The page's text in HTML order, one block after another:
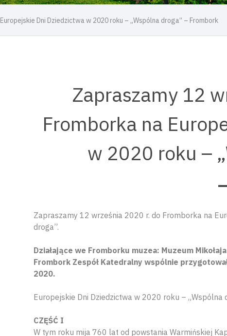
Europejskie Dni Dziedzictwa w 2020 roku – „Wspólna droga” – Frombork
Zapraszamy 12
Fromborka na
w 2020 roku –
Zapraszamy 12 września 2020 r. do Fromborka na
droga”.
Działające we Fromborku muzea: Muzeum
Frombork Zespół Katedralny wspólnie
2020.
Europejskie Dni Dziedzictwa w 2020 roku – „Wspólna
CZĘŚĆ I
W tym roku mija 760 lat od powstania Warmińskiej